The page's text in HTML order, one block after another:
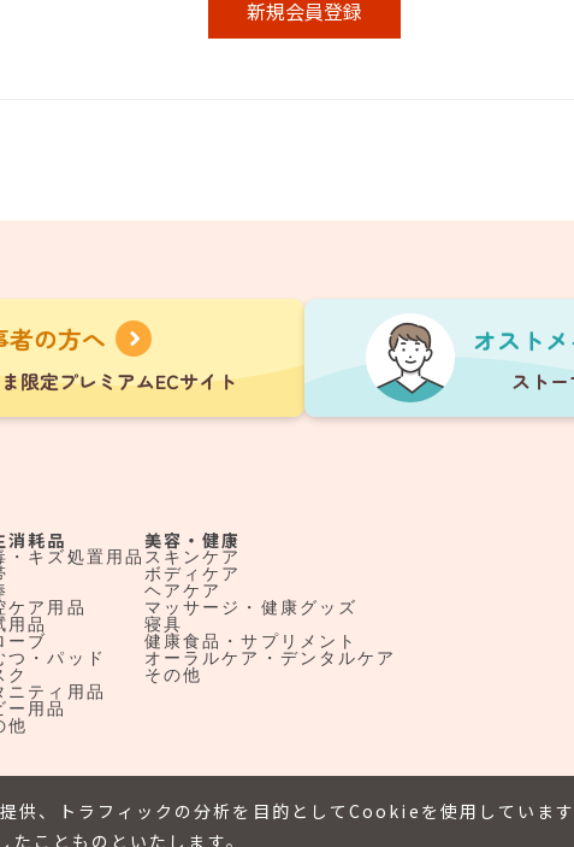
消耗品
・キズ処置用品
ケア用品
用品
ーブ
つ・パッド
ク
ニティ用品
ー用品
他
美容・健康
スキンケア
ボディケア
ヘアケア
マッサージ・健康グッズ
寝具
健康食品・サプリメント
オーラルケア・デンタルケア
その他
供、トラフィックの分析を目的としてCookieを使用しています
ことものといたします。